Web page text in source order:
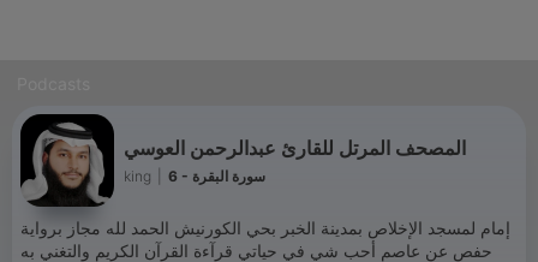
المصحف المرتل للقارئ عبدالرحمن العوسي
king 6 - سورة البقرة
إمام لمسجد الإخلاص بمدينة الخبر بحي الكورنيش الحمد لله مجاز برواية
حفص عن عاصم أحب شي في حياتي قرآﺀة القرآن الكريم والتغني به